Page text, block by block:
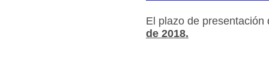
El plazo de
de 2018.